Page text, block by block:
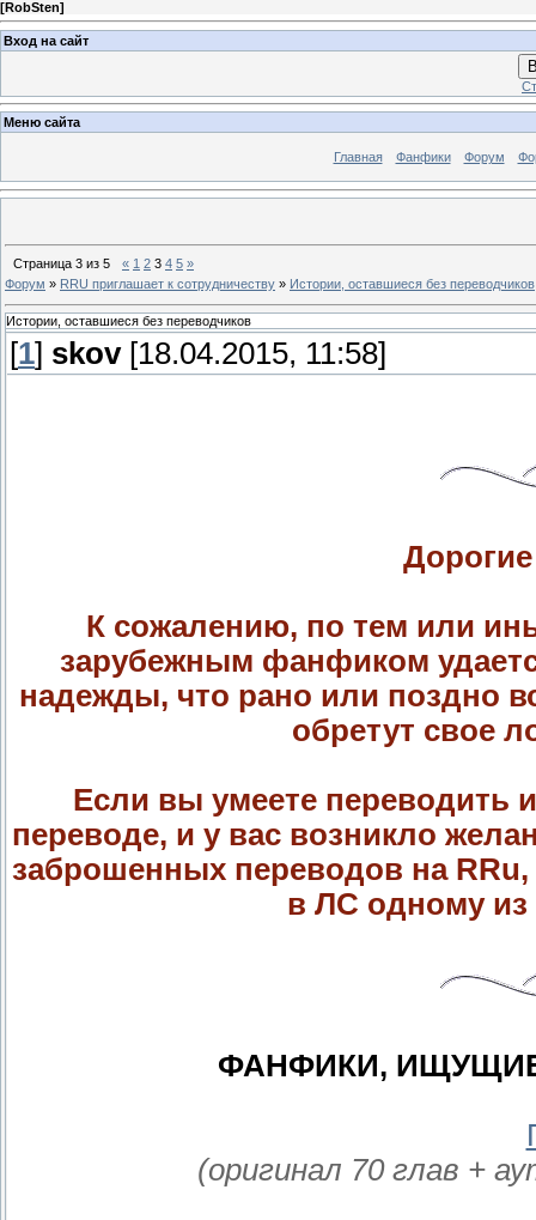
[RobSten]
Вход на сайт
Меню сайта
Главная Фанфики Форум
Страница 3 из 5 « 1 2 3 4 5 »
Форум » RRU приглашает к сотрудничеству » Истории, оставшиеся без переводчиков
Истории, оставшиеся без переводчиков
[1] skov[18.04.2015, 11:58]
К сожалению, по тем или
зарубежным фанфиком
надежды, что рано или поздно
обретут свое
Если вы умеете переводить
переводе, и у вас возникло
заброшенных переводов на
в ЛС одному из
ФАНФИКИ,
(оригинал 70 глав +